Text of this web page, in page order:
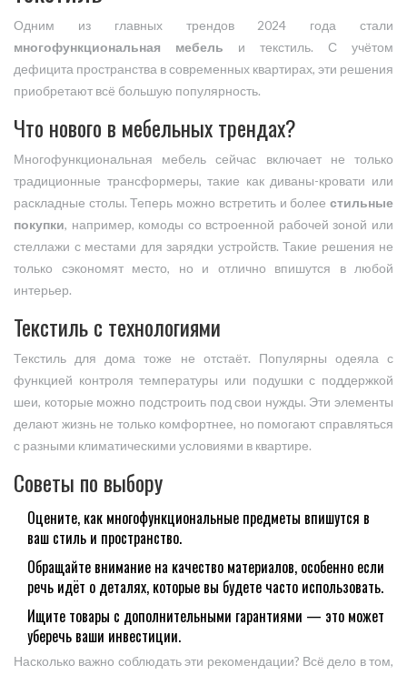
Одним из главных трендов 2024 года стали
многофункциональная мебель и текстиль. С учётом
дефицита пространства в современных квартирах, эти решения
приобретают всё большую популярность.
Что нового в мебельных трендах?
Многофункциональная мебель сейчас включает не только
традиционные трансформеры, такие как диваны-кровати или
раскладные столы. Теперь можно встретить и более стильные
покупки, например, комоды со встроенной рабочей зоной или
стеллажи с местами для зарядки устройств. Такие решения не
только сэкономят место, но и отлично впишутся в любой
интерьер.
Текстиль с технологиями
Текстиль для дома тоже не отстаёт. Популярны одеяла с
функцией контроля температуры или подушки с поддержкой
шеи, которые можно подстроить под свои нужды. Эти элементы
делают жизнь не только комфортнее, но помогают справляться
с разными климатическими условиями в квартире.
Советы по выбору
Оцените, как многофункциональные предметы впишутся в
ваш стиль и пространство.
Обращайте внимание на качество материалов, особенно если
речь идёт о деталях, которые вы будете часто использовать.
Ищите товары с дополнительными гарантиями — это может
уберечь ваши инвестиции.
Насколько важно соблюдать эти рекомендации? Всё дело в том,